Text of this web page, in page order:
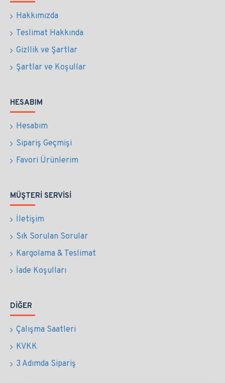
Hakkımızda
Teslimat Hakkında
Gizllik ve Şartlar
Şartlar ve Koşullar
HESABIM
Hesabım
Sipariş Geçmişi
Favori Ürünlerim
MÜŞTERI SERVISI
İletişim
Sık Sorulan Sorular
Kargolama & Teslimat
İade Koşulları
DIĞER
Çalışma Saatleri
KVKK
3 Adımda Sipariş